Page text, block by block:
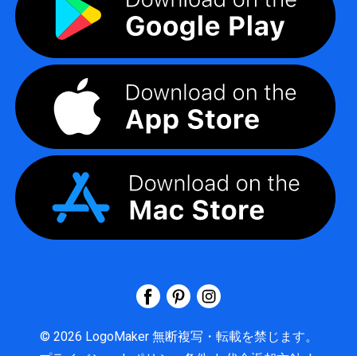
© 2026 LogoMaker 無断複写・転載を禁じます。